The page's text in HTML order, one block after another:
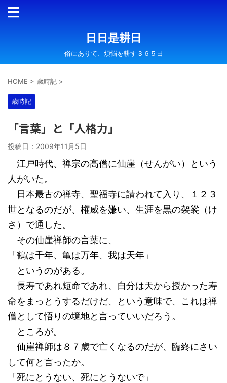
日日是耕日
俗にありて、煩悩を耕す３６５日
HOME > 歳時記 >
歳時記
「言葉」と「人格力」
投稿日： 2009年11月5日
江戸時代、禅宗の高僧に仙崖（せんがい）という
人がいた。
日本最古の禅寺、聖福寺に請われて入り、１２３
世となるのだが、権威を嫌い、生涯を黒の袈裟（け
さ）で通した。
その仙崖禅師の言葉に、
「鶴は千年、亀は万年、我は天年」
というのがある。
長寿であれ短命であれ、自分は天から授かった寿
命をまっとうするだけだ、という意味で、これは禅
僧として悟りの境地と言っていいだろう。
ところが。
仙崖禅師は８７歳で亡くなるのだが、臨終にさい
して何と言ったか。
「死にとうない、死にとうないで」